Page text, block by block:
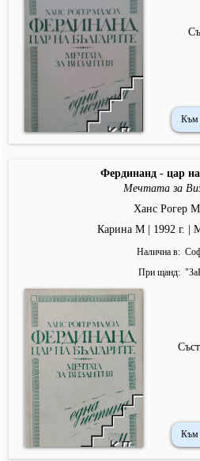
Към
Фердинанд - цар
Мечтата за
Ханс Рогер
Карина М | 1992 г. |
Налична в
При щанд
"
Към